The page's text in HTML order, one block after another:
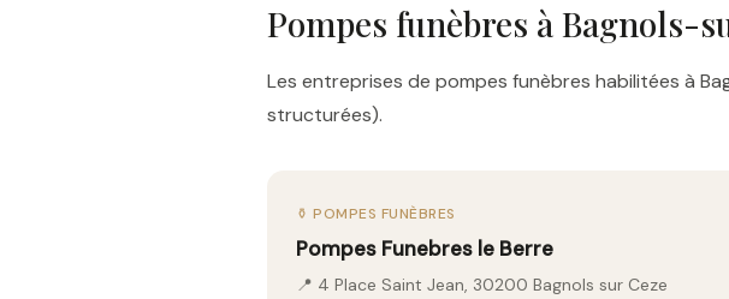
Pompes funèbres à Bagnols-
Les entreprises de pompes funèbres habilitées à
structurées).
⚱️ POMPES FUNÈBRES
Pompes Funebres le Berre
📍 4 Place Saint Jean, 30200 Bagnols sur Ceze